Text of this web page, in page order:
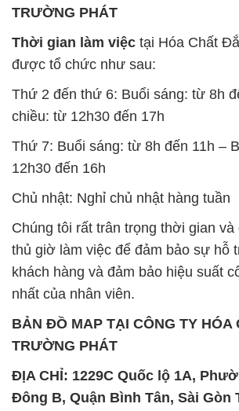
TRƯỜNG PHÁT
Thời gian làm việc tại Hóa Chất
được tổ chức như sau:
Thứ 2 đến thứ 6: Buổi sáng: từ 8h
chiều: từ 12h30 đến 17h
Thứ 7: Buổi sáng: từ 8h đến 11h –
12h30 đến 16h
Chủ nhật: Nghỉ chủ nhật hàng tuần
Chúng tôi rất trân trọng thời gian và
thủ giờ làm việc để đảm bảo sự hỗ
khách hàng và đảm bảo hiệu suất
nhất của nhân viên.
BẢN ĐỒ MAP TẠI CÔNG TY HÓA
TRƯỜNG PHÁT
ĐỊA CHỈ: 1229C Quốc lộ 1A,
Đông B, Quận Bình Tân, Sài Gòn